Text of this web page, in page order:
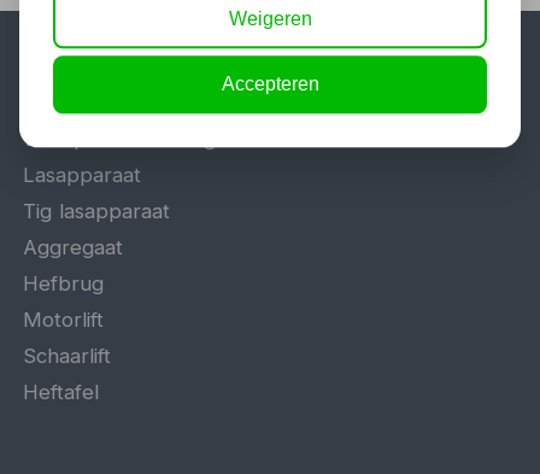
Populaire categorieën
Werkplaatsinrichting
Lasapparaat
Tig lasapparaat
Aggregaat
Hefbrug
Motorlift
Schaarlift
Heftafel
Weigeren
Accepteren